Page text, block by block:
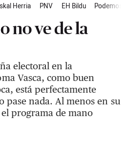
Herria PNV EH Bildu Podemos
no ve de la
electoral en la
Vasca, como buen
está perfectamente
pase nada. Al menos en su
programa de mano